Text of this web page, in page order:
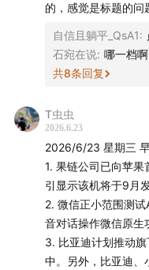
Mengyi
幕后制作
监制：Zelin、Stella
实习研究员：雷普利
运营：George
声音设计：沁茗
的，感觉是标题的问
自信且躺平_QsA1:
石宛在说: 哪一档啊
共8条回复
T虫虫
2026.6.23
2026/6/23 星期三 早
1. 果链公司已向苹
引显示该机将于9月
2. 微信正小范围测试
音对话操作微信原生
3. 比亚迪计划推动
中。另外，比亚迪、